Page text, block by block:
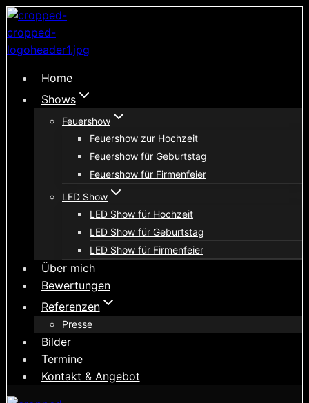
Zum
Inhalt
springen
Home
Shows
Feuershow
Feuershow zur Hochzeit
Feuershow für Geburtstag
Feuershow für Firmenfeier
LED Show
LED Show für Hochzeit
LED Show für Geburtstag
LED Show für Firmenfeier
Über mich
Bewertungen
Referenzen
Presse
Bilder
Termine
Kontakt & Angebot